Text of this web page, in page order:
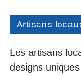
Artisans
Les artisans
designs